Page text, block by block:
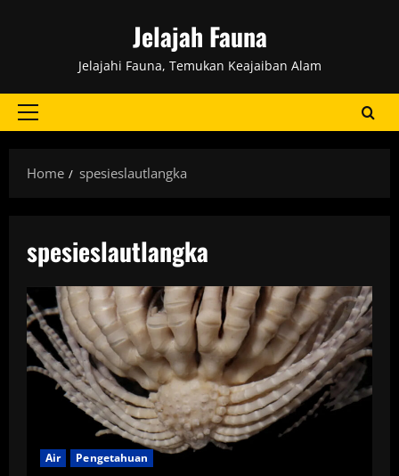
Jelajah Fauna
Jelajahi Fauna, Temukan Keajaiban Alam
Primary
Home
spesieslautlangka
spesieslautlangka
Air Pengetahuan